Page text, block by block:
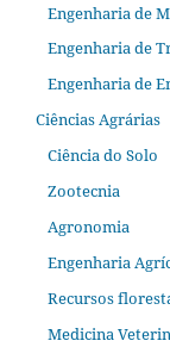
Engenharia de
Engenharia de
Engenharia de
Ciências Agrárias
Ciência do Solo
Zootecnia
Agronomia
Engenharia
Recursos
Medicina